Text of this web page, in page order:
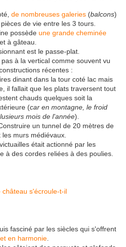
de nombreuses galeries (balcons)
de vie entre les 3 tours.
possède une grande cheminée
à gâteau.
est le passe-plat.
à la vertical comme souvent vu
récentes :
dinant dans la tour coté lac mais
il fallait que les plats traversent tout
chauds quelques soit la
(car en montagne, le froid
mois de l'année).
un tunnel de 20 mètres de
murs médiévaux.
était actionné par les
à des cordes reliées à des poulies.
fasciné par les siècles qui s'offrent
en harmonie